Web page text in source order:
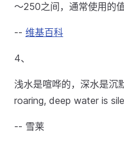
～250之间，通常使用的
-- 维基百科
4、
浅水是喧哗的，深水是沉
roaring, deep water is
-- 雪莱